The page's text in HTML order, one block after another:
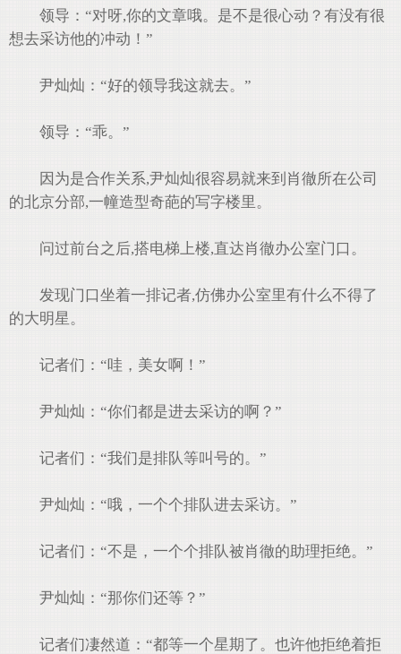
领导：“对呀,你的文章哦。是不是很心动？有没有很
想去采访他的冲动！”
尹灿灿：“好的领导我这就去。”
领导：“乖。”
因为是合作关系,尹灿灿很容易就来到肖徹所在公司
的北京分部,一幢造型奇葩的写字楼里。
问过前台之后,搭电梯上楼,直达肖徹办公室门口。
发现门口坐着一排记者,仿佛办公室里有什么不得了
的大明星。
记者们：“哇，美女啊！”
尹灿灿：“你们都是进去采访的啊？”
记者们：“我们是排队等叫号的。”
尹灿灿：“哦，一个个排队进去采访。”
记者们：“不是，一个个排队被肖徹的助理拒绝。”
尹灿灿：“那你们还等？”
记者们凄然道：“都等一个星期了。也许他拒绝着拒